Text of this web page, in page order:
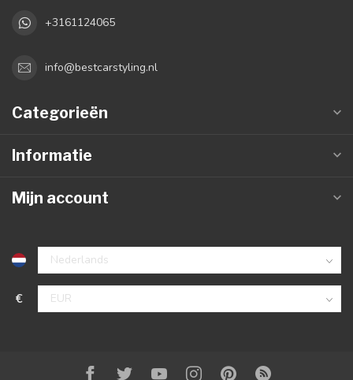
+3161124065
info@bestcarstyling.nl
Categorieën
Informatie
Mijn account
€